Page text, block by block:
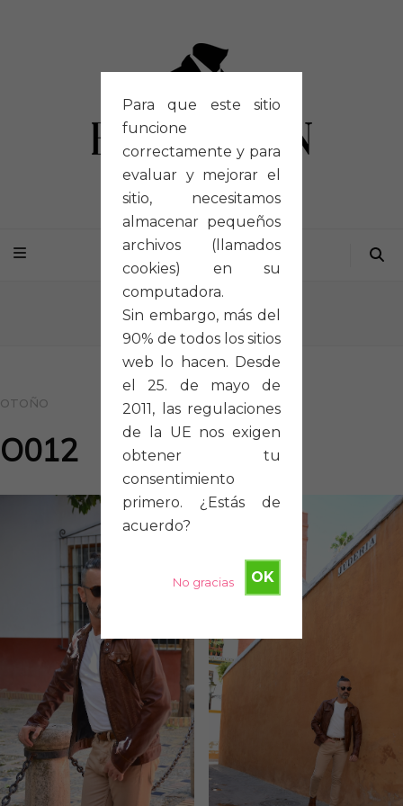
Para que este sitio
funcione
correctamente y para
evaluar y mejorar el
sitio, necesitamos
almacenar pequeños
archivos (llamados
cookies) en su
computadora.
Sin embargo, más del
90% de todos los sitios
web lo hacen. Desde
el 25. de mayo de
2011, las regulaciones
de la UE nos exigen
obtener tu
consentimiento
primero. ¿Estás de
acuerdo?
OK
No gracias
Inicio / Portfolios/O012
OTOÑO
O012